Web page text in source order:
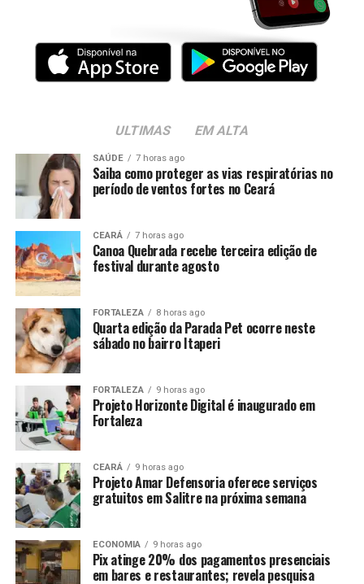
ULTIMAS EM ALTA
SAÚDE 7 horas ago
Saiba como proteger as vias respiratórias no
período de ventos fortes no Ceará
CEARÁ 7 horas ago
Canoa Quebrada recebe terceira edição de
festival durante agosto
FORTALEZA 8 horas ago
Quarta edição da Parada Pet ocorre neste
sábado no bairro Itaperi
FORTALEZA 9 horas ago
Projeto Horizonte Digital é inaugurado em
Fortaleza
CEARÁ 9 horas ago
Projeto Amar Defensoria oferece serviços
gratuitos em Salitre na próxima semana
ECONOMIA 9 horas ago
Pix atinge 20% dos pagamentos presenciais
em bares e restaurantes; revela pesquisa